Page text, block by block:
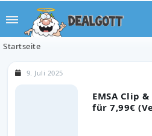
Startseite
EMSA Clip
für 7,99€
9. Juli 2025